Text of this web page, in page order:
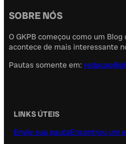
SOBRE NÓS
O GKPB começou como um
acontece de mais interessante
Pautas somente em:
LINKS ÚTEIS
Envie sua pautaEncontrou um